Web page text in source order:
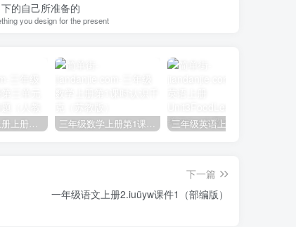
的自己所准备的
you design for the present
三年级数学上册上册第三单元《测量》练习题（人教版） 三年级数学上册第1课时认识千克（苏教版）
下一篇
一年级语文上册2.iuüyw课件1（部编版）